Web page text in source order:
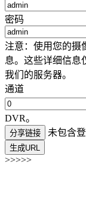
密码
注意：使用您的摄
息。这些详细信息
我们的服务器。
通道
DVR。
分享链接 未包含
生成URL
>>>>>